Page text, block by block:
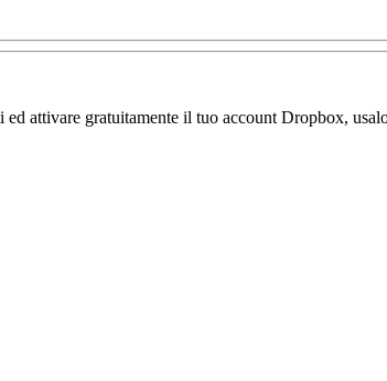
attivare gratuitamente il tuo account Dropbox,